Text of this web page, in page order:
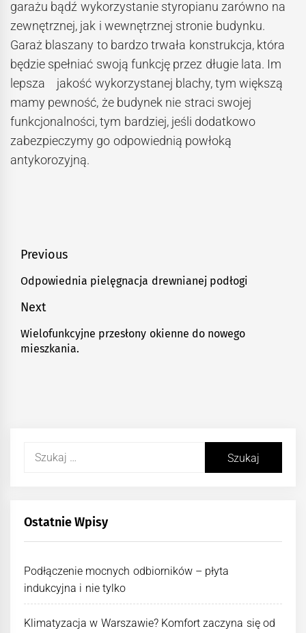
garażu bądź wykorzystanie styropianu zarówno na
zewnętrznej, jak i wewnętrznej stronie budynku.
Garaż blaszany to bardzo trwała konstrukcja, która
będzie spełniać swoją funkcję przez długie lata. Im
lepsza jakość wykorzystanej blachy, tym większą
mamy pewność, że budynek nie straci swojej
funkcjonalności, tym bardziej, jeśli dodatkowo
zabezpieczymy go odpowiednią powłoką
antykorozyjną.
Nawigacja
wpisu
Previous
Previous
Odpowiednia pielęgnacja drewnianej podłogi
Next
Next
post:
Wielofunkcyjne przesłony okienne do nowego
mieszkania.
Szukaj:
Ostatnie Wpisy
Podłączenie mocnych odbiorników – płyta
indukcyjna i nie tylko
Klimatyzacja w Warszawie? Komfort zaczyna się od